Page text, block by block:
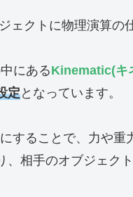
ェクトに物理演算の
にあるKinematic(キ
定となっています。
することで、力や
、相手のオブジェク